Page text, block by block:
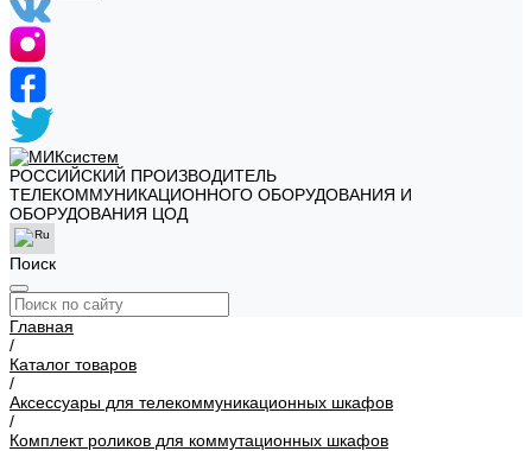
РОССИЙСКИЙ ПРОИЗВОДИТЕЛЬ
ТЕЛЕКОММУНИКАЦИОННОГО ОБОРУДОВАНИЯ И
ОБОРУДОВАНИЯ ЦОД
Поиск
Главная
/
Каталог товаров
/
Аксессуары для телекоммуникационных шкафов
/
Комплект роликов для коммутационных шкафов